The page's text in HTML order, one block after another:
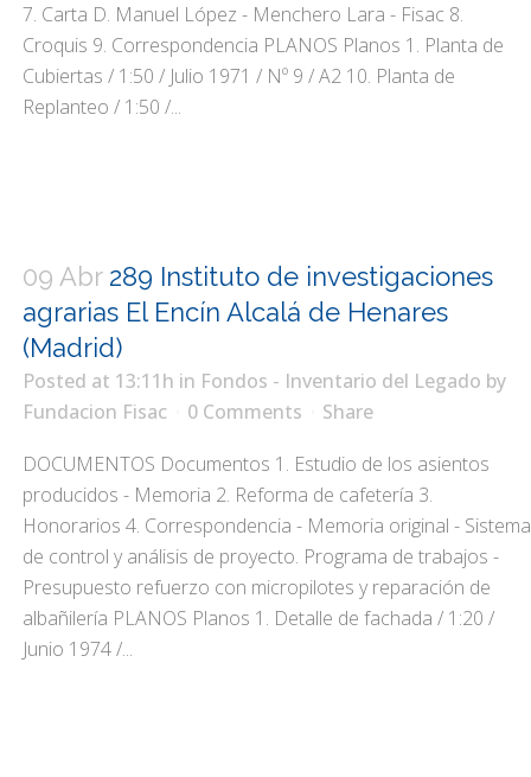
7. Carta D. Manuel López - Menchero Lara - Fisac 8.
Croquis 9. Correspondencia PLANOS Planos 1. Planta de
Cubiertas / 1:50 / Julio 1971 / Nº 9 / A2 10. Planta de
Replanteo / 1:50 /...
09 Abr 289 Instituto de investigaciones
agrarias El Encín Alcalá de Henares
(Madrid)
Posted at 13:11h in Fondos - Inventario del Legado by
Fundacion Fisac
0 Comments
Share
DOCUMENTOS Documentos 1. Estudio de los asientos
producidos - Memoria 2. Reforma de cafetería 3.
Honorarios 4. Correspondencia - Memoria original - Sistema
de control y análisis de proyecto. Programa de trabajos -
Presupuesto refuerzo con micropilotes y reparación de
albañilería PLANOS Planos 1. Detalle de fachada / 1:20 /
Junio 1974 /...